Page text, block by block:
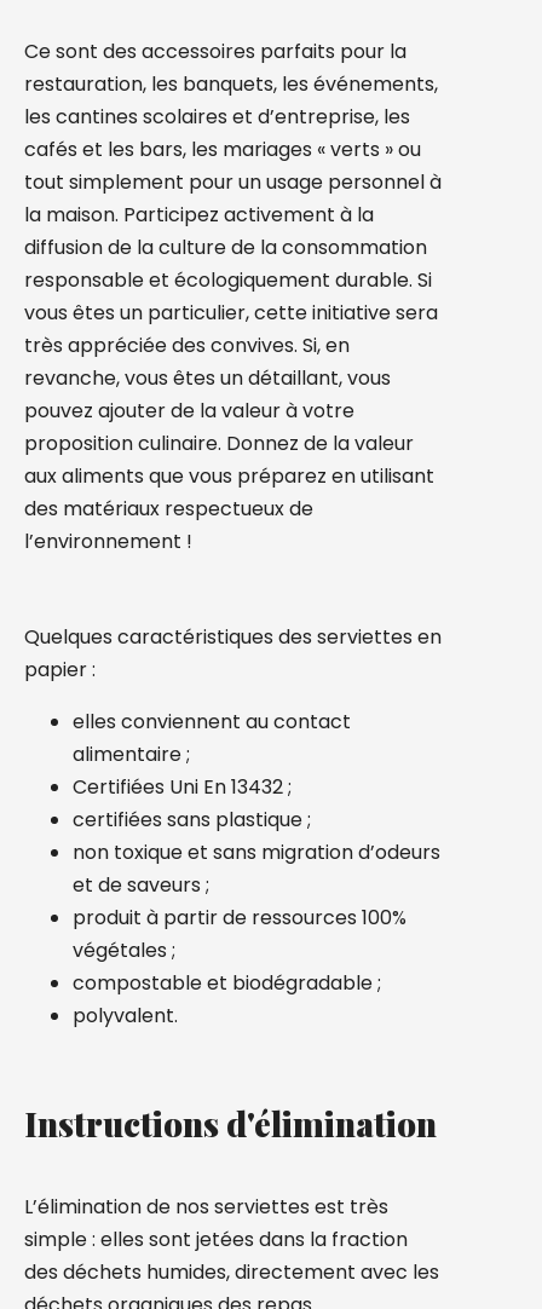
Ce sont des accessoires parfaits pour la
restauration, les banquets, les événements,
les cantines scolaires et d’entreprise, les
cafés et les bars, les mariages « verts » ou
tout simplement pour un usage personnel à
la maison. Participez activement à la
diffusion de la culture de la consommation
responsable et écologiquement durable. Si
vous êtes un particulier, cette initiative sera
très appréciée des convives. Si, en
revanche, vous êtes un détaillant, vous
pouvez ajouter de la valeur à votre
proposition culinaire. Donnez de la valeur
aux aliments que vous préparez en utilisant
des matériaux respectueux de
l’environnement !
Quelques caractéristiques des serviettes en
papier :
elles conviennent au contact
alimentaire ;
Certifiées Uni En 13432 ;
certifiées sans plastique ;
non toxique et sans migration d’odeurs
et de saveurs ;
produit à partir de ressources 100%
végétales ;
compostable et biodégradable ;
polyvalent.
Instructions d'élimination
L’élimination de nos serviettes est très
simple : elles sont jetées dans la fraction
des déchets humides, directement avec les